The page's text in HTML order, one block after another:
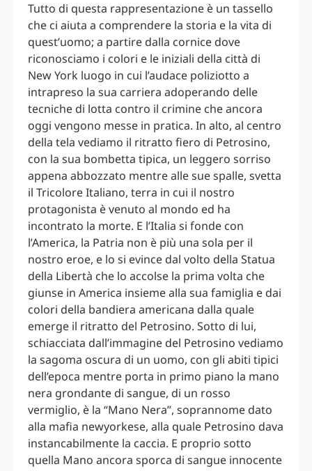
Tutto di questa rappresentazione è un tassello
che ci aiuta a comprendere la storia e la vita di
quest’uomo; a partire dalla cornice dove
riconosciamo i colori e le iniziali della città di
New York luogo in cui l’audace poliziotto a
intrapreso la sua carriera adoperando delle
tecniche di lotta contro il crimine che ancora
oggi vengono messe in pratica. In alto, al centro
della tela vediamo il ritratto fiero di Petrosino,
con la sua bombetta tipica, un leggero sorriso
appena abbozzato mentre alle sue spalle, svetta
il Tricolore Italiano, terra in cui il nostro
protagonista è venuto al mondo ed ha
incontrato la morte. E l’Italia si fonde con
l’America, la Patria non è più una sola per il
nostro eroe, e lo si evince dal volto della Statua
della Libertà che lo accolse la prima volta che
giunse in America insieme alla sua famiglia e dai
colori della bandiera americana dalla quale
emerge il ritratto del Petrosino. Sotto di lui,
schiacciata dall’immagine del Petrosino vediamo
la sagoma oscura di un uomo, con gli abiti tipici
dell’epoca mentre porta in primo piano la mano
nera grondante di sangue, di un rosso
vermiglio, è la “Mano Nera”, soprannome dato
alla mafia newyorkese, alla quale Petrosino dava
instancabilmente la caccia. E proprio sotto
quella Mano ancora sporca di sangue innocente